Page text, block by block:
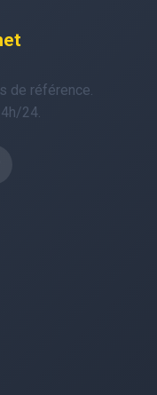
de référence.
24.